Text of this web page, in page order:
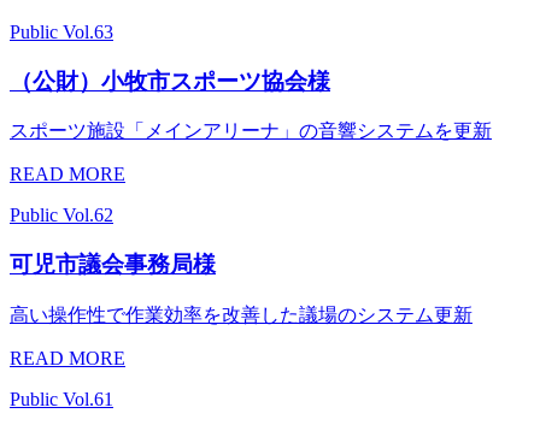
Public Vol.63
（公財）小牧市スポーツ協会様
スポーツ施設「メインアリーナ」の音響システムを更新
READ MORE
Public Vol.62
可児市議会事務局様
高い操作性で作業効率を改善した議場のシステム更新
READ MORE
Public Vol.61